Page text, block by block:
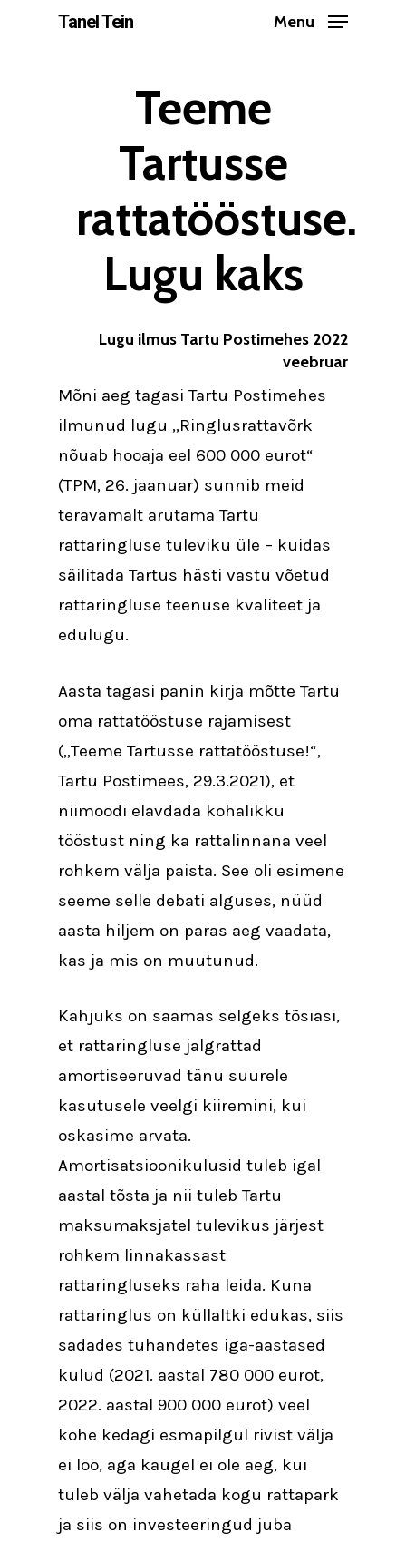
Tanel Tein Menu
Teeme
Tartusse
rattatööstuse.
Lugu kaks
Lugu ilmus Tartu Postimehes 2022
veebruar
Mõni aeg tagasi Tartu Postimehes
ilmunud lugu „Ringlusrattavõrk
nõuab hooaja eel 600 000 eurot“
(TPM, 26. jaanuar) sunnib meid
teravamalt arutama Tartu
rattaringluse tuleviku üle – kuidas
säilitada Tartus hästi vastu võetud
rattaringluse teenuse kvaliteet ja
edulugu.
Aasta tagasi panin kirja mõtte Tartu
oma rattatööstuse rajamisest
(„Teeme Tartusse rattatööstuse!“,
Tartu Postimees, 29.3.2021), et
niimoodi elavdada kohalikku
tööstust ning ka rattalinnana veel
rohkem välja paista. See oli esimene
seeme selle debati alguses, nüüd
aasta hiljem on paras aeg vaadata,
kas ja mis on muutunud.
Kahjuks on saamas selgeks tõsiasi,
et rattaringluse jalgrattad
amortiseeruvad tänu suurele
kasutusele veelgi kiiremini, kui
oskasime arvata.
Amortisatsioonikulusid tuleb igal
aastal tõsta ja nii tuleb Tartu
maksumaksjatel tulevikus järjest
rohkem linnakassast
rattaringluseks raha leida. Kuna
rattaringlus on küllaltki edukas, siis
sadades tuhandetes iga-aastased
kulud (2021. aastal 780 000 eurot,
2022. aastal 900 000 eurot) veel
kohe kedagi esmapilgul rivist välja
ei löö, aga kaugel ei ole aeg, kui
tuleb välja vahetada kogu rattapark
ja siis on investeeringud juba